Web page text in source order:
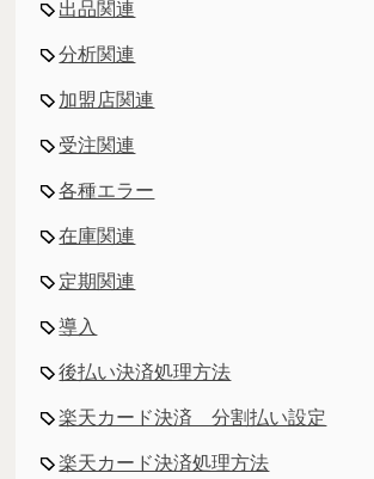
出品関連
分析関連
加盟店関連
受注関連
各種エラー
在庫関連
定期関連
導入
後払い決済処理方法
楽天カード決済 分割払い設定
楽天カード決済処理方法